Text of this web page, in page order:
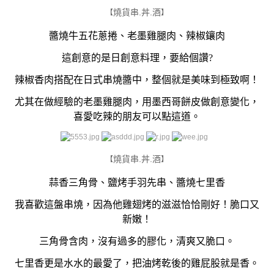
【燒貨串.丼.酒】
醬燒牛五花蔥捲、老墨雞腿肉、辣椒鑲肉
這創意的是日創意料理，要給個讚?
辣椒香肉搭配在日式串燒醬中，整個就是美味到極致啊！
尤其在做經驗的老墨雞腿肉，用墨西哥餅皮做創意變化，
喜愛吃辣的朋友可以點這道。
【燒貨串.丼.酒】
蒜香三角骨、鹽烤手羽先串、醬燒七里香
我喜歡這盤串燒，因為他雞翅烤的滋滋恰恰剛好！脆口又
新嫩！
三角骨含肉，沒有過多的膠化，清爽又脆口。
七里香更是水水的最愛了，把油烤乾後的雞屁股就是香。